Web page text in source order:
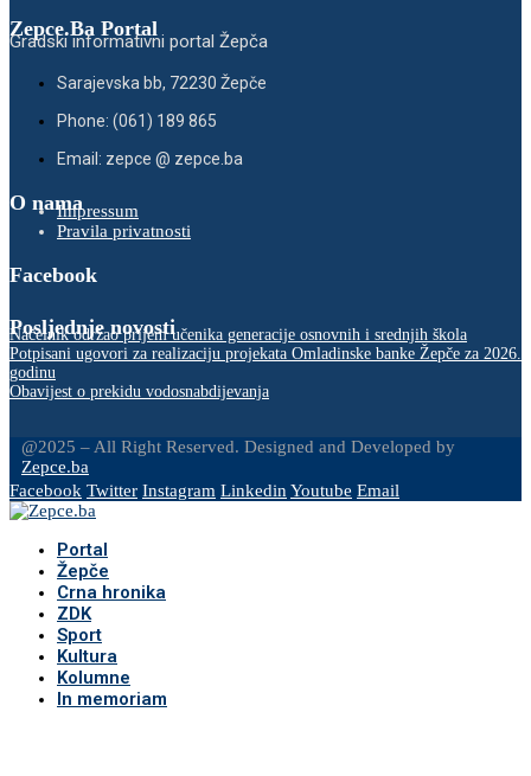
Zepce.Ba Portal
Gradski informativni portal Žepča
Sarajevska bb, 72230 Žepče
Phone: (061) 189 865
Email: zepce @ zepce.ba
O namaImpressum
Pravila privatnosti
Facebook
Posljednje novosti
Načelnik održao prijem učenika generacije osnovnih i srednjih škola
Potpisani ugovori za realizaciju projekata Omladinske banke Žepče za 2026.
godinu
Obavijest o prekidu vodosnabdijevanja
@2025 – All Right Reserved. Designed and Developed by
Zepce.ba
Facebook Twitter Instagram Linkedin Youtube Email
Portal
Žepče
Crna hronika
ZDK
Sport
Kultura
Kolumne
In memoriam